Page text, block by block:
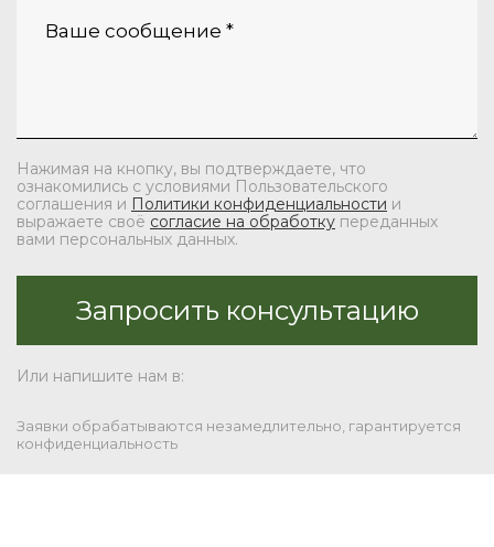
Нажимая на кнопку, вы подтверждаете, что
ознакомились с условиями Пользовательского
соглашения и Политики конфиденциальности и
выражаете своё согласие на обработкупереданных
вами персональных данных.
Или напишите нам в:
Заявки обрабатываются незамедлительно, гарантируется
конфиденциальность